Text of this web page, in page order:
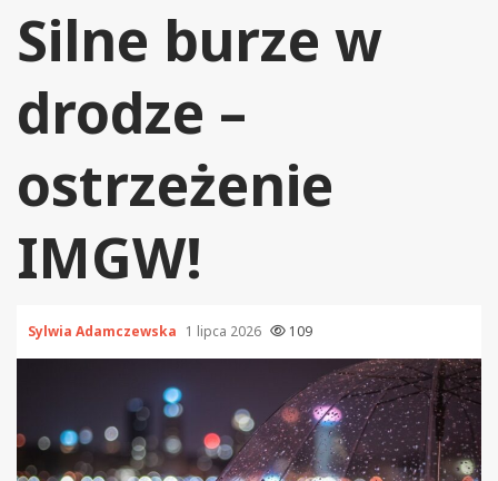
Silne burze w
drodze –
ostrzeżenie
IMGW!
Sylwia Adamczewska 1 lipca 2026 109